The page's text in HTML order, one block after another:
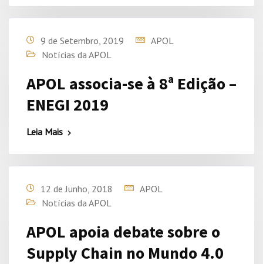
9 de Setembro, 2019
APOL
Notícias da APOL
APOL associa-se à 8ª Edição –
ENEGI 2019
Leia Mais
12 de Junho, 2018
APOL
Notícias da APOL
APOL apoia debate sobre o
Supply Chain no Mundo 4.0